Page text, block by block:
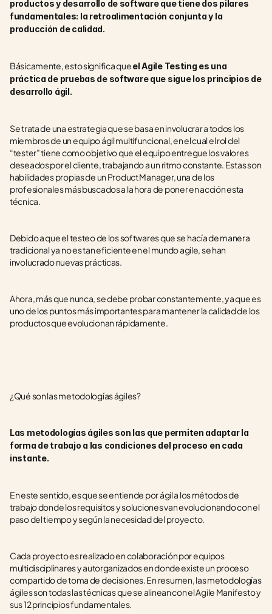
productos y desarrollo de software que tiene dos pilares
fundamentales: la retroalimentación conjunta y la
producción de calidad.
Básicamente, esto significa que el Agile Testing es una
práctica de pruebas de software que sigue los principios de
desarrollo ágil.
Se trata de una estrategia que se basa en involucrar a todos los
miembros de un equipo ágil multifuncional, en el cual el rol del
“tester” tiene como objetivo que el equipo entregue los valores
deseados por el cliente, trabajando a un ritmo constante. Estas son
habilidades propias de un Product Manager, una de los
profesionales más buscados a la hora de poner en acción esta
técnica.
Debido a que el testeo de los softwares que se hacía de manera
tradicional ya no es tan eficiente en el mundo agile, se han
involucrado nuevas prácticas.
Ahora, más que nunca, se debe probar constantemente, ya que es
uno de los puntos más importantes para mantener la calidad de los
productos que evolucionan rápidamente.
¿Qué son las metodologías ágiles?
Las metodologías ágiles son las que permiten adaptar la
forma de trabajo a las condiciones del proceso en cada
instante.
En este sentido, es que se entiende por ágil a los métodos de
trabajo donde los requisitos y soluciones van evolucionando con el
paso del tiempo y según la necesidad del proyecto.
Cada proyecto es realizado en colaboración por equipos
multidisciplinares y autorganizados en donde existe un proceso
compartido de toma de decisiones. En resumen, las metodologías
ágiles son todas las técnicas que se alinean con el Agile Manifesto y
sus 12 principios fundamentales.